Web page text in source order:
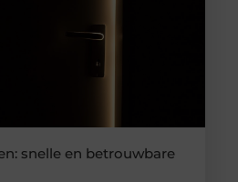
snelle en betrouwbare